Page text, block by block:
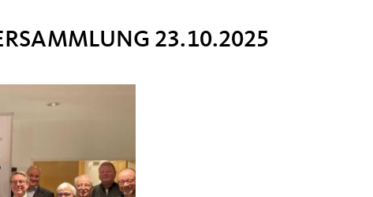
23.10.2025